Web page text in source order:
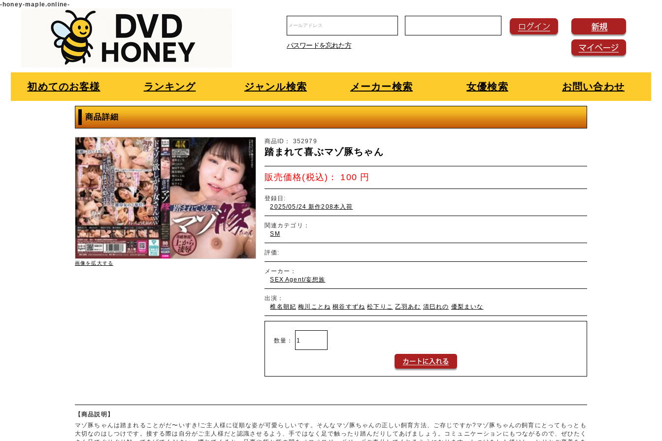
-honey-maple.online-
パスワードを忘れた方
初めてのお客様 ランキング ジャンル検索 メーカー検索 女優検索 お問い合わせ
商品詳細
画像を拡大する
商品ID： 352979
踏まれて喜ぶマゾ豚ちゃん
販売価格(税込)： 100 円
登録日:
2025/05/24 新作208本入荷
関連カテゴリ：
SM
評価:
メーカー：
SEX Agent/妄想族
出演：
椎名朝妃 梅川ことね 桐谷すずね 松下りこ 乙羽あむ 清巳れの 優梨まいな
数量：
【商品説明】
マゾ豚ちゃんは踏まれることがだ〜いすき!ご主人様に従順な姿が可愛らしいです。そんなマゾ豚ちゃんの正しい飼育方法、ご存じですか?マゾ豚ちゃんの飼育にとってもっとも
大切なのはしつけです。接する際は自分がご主人様だと認識させるよう、手ではなく足で触ったり踏んだりしてあげましょう。コミュニケーションにもつながるので、ぜひたく